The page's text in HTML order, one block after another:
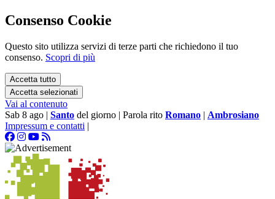
Consenso Cookie
Questo sito utilizza servizi di terze parti che richiedono il tuo
consenso. Scopri di più
Accetta tutto
Accetta selezionati
Vai al contenuto
Sab 8 ago | Santo del giorno | Parola rito Romano | Ambrosiano
Impressum e contatti |